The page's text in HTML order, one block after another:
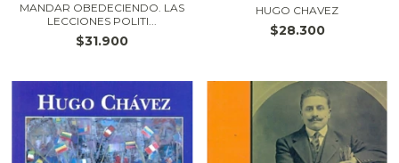
MANDAR OBEDECIENDO. LAS
LECCIONES POLITI...
$31.900
HUGO CHAVEZ
$28.300